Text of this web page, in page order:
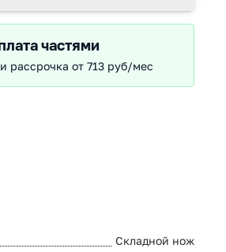
частями
рассрочка от 713 руб/мес
Складной нож